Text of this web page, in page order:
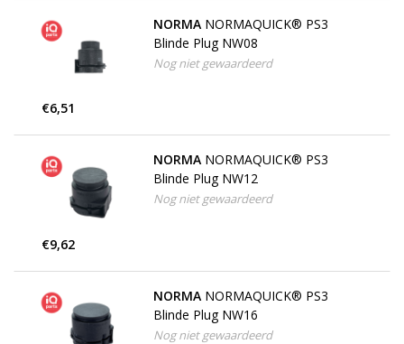
NORMA NORMAQUICK® PS3
Blinde Plug NW08
Nog niet gewaardeerd
€6,51
NORMA NORMAQUICK® PS3
Blinde Plug NW12
Nog niet gewaardeerd
€9,62
NORMA NORMAQUICK® PS3
Blinde Plug NW16
Nog niet gewaardeerd